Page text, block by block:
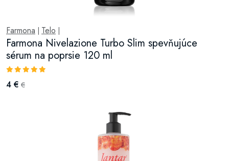
Farmona Telo
Farmona Nivelazione Turbo Slim spevňujúce
sérum na poprsie 120 ml
4 € €